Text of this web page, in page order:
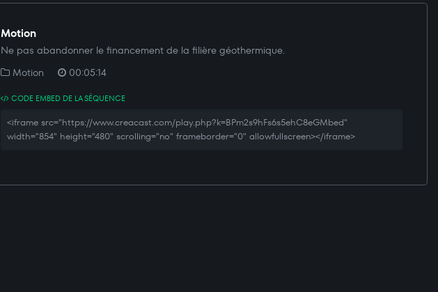
Motion
Ne pas abandonner le financement de la filière géothermique.
Motion
00:05:14
CODE EMBED DE LA SÉQUENCE
<iframe src="https://www.creacast.com/play.php?k=BPm2s9hFs6s5ehC8eGMbed"
width="854" height="480" scrolling="no" frameborder="0" allowfullscreen></iframe>